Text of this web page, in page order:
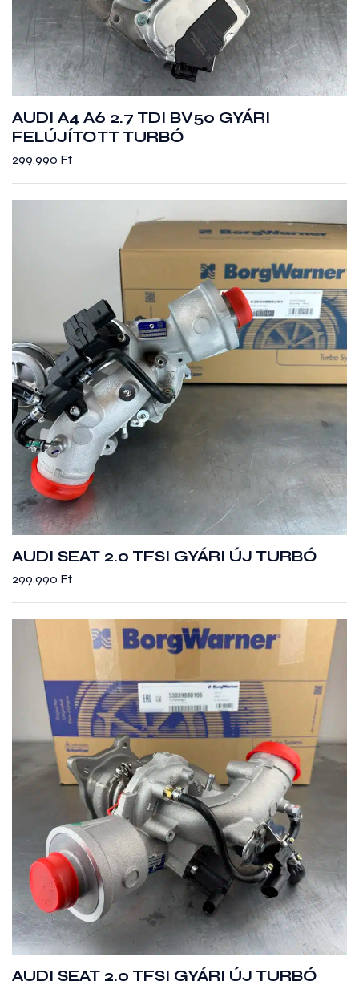
AUDI A4 A6 2.7 TDI BV50 GYÁRI
FELÚJÍTOTT TURBÓ
299.990 Ft
AUDI SEAT 2.0 TFSI GYÁRI ÚJ TURBÓ
299.990 Ft
AUDI SEAT 2.0 TFSI GYÁRI ÚJ TURBÓ